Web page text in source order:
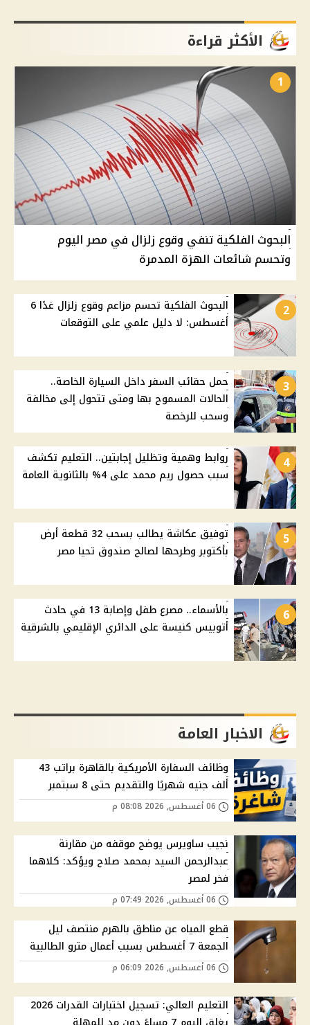
الأكثر قراءة
1
البحوث الفلكية تنفي وقوع زلزال في مصر اليوم
وتحسم شائعات الهزة المدمرة
2
البحوث الفلكية تحسم مزاعم وقوع زلزال غدًا 6
أغسطس: لا دليل علمي على التوقعات
3
حمل حقائب السفر داخل السيارة الخاصة..
الحالات المسموح بها ومتى تتحول إلى مخالفة
وسحب للرخصة
4
روابط وهمية وتظليل إجابتين.. التعليم تكشف
سبب حصول ريم محمد على 4% بالثانوية العامة
5
توفيق عكاشة يطالب بسحب 32 قطعة أرض
بأكتوبر وطرحها لصالح صندوق تحيا مصر
6
بالأسماء.. مصرع طفل وإصابة 13 في حادث
أتوبيس كنيسة على الدائري الإقليمي بالشرقية
الاخبار العامة
وظائف السفارة الأمريكية بالقاهرة براتب 43
ألف جنيه شهريًا والتقديم حتى 8 سبتمبر
نجيب ساويرس يوضح موقفه من مقارنة
عبدالرحمن السيد بمحمد صلاح ويؤكد: كلاهما
فخر لمصر
قطع المياه عن مناطق بالهرم منتصف ليل
الجمعة 7 أغسطس بسبب أعمال مترو الطالبية
التعليم العالي: تسجيل اختبارات القدرات 2026